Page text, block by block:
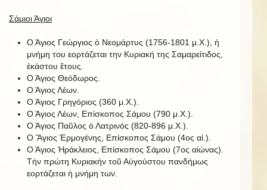
Σάμιοι Άγιοι
Ο Άγιος Γεώργιος ὁ Νεομάρτυς (1756-1801 μ.Χ.), ἡ
μνήμη του εορτάζεται την Κυριακή της Σαμαρείτιδος,
ἑκάστου ἔτους.
Ο Άγιος Θεόδωρος.
Ο Άγιος Λέων.
Ο Άγιος Γρηγόριος (360 μ.Χ.).
Ο Άγιος Λέων, Επίσκοπος Σάμου (790 μ.Χ.).
Ο Άγιος Παῦλος ὁ Λατρινός (820-896 μ.Χ.).
Ο Ἅγιος Ἑρμογένης, Επίσκοπος Σάμου (4ος αἰ.).
Ο Άγιος Ἡράκλειος, Επίσκοπος Σάμου (7ος αἰώνας).
Τήν πρώτη Κυριακήν τοῦ Αὐγούστου πανδήμως
εορτάζεται ἡ μνήμη των.